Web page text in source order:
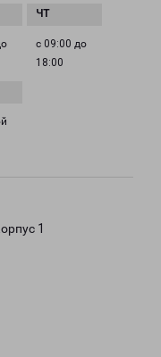
с 09:00 до
18:00
1